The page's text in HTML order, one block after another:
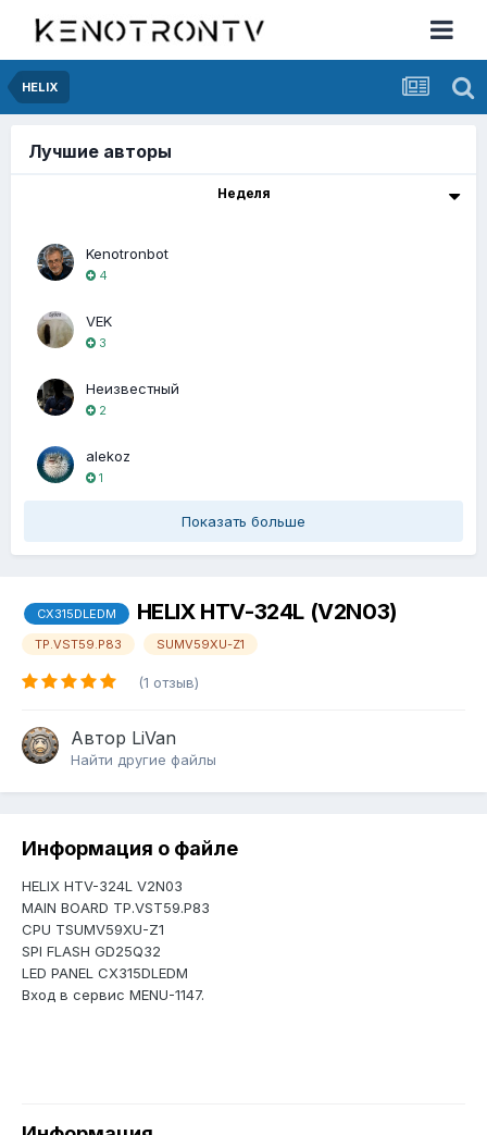
HELIX
Лучшие авторы
Неделя
Kenotronbot
4
VEK
3
Неизвестный
2
alekoz
1
Показать больше
CX315DLEDM HELIX HTV-324L (V2N03)
TP.VST59.P83 SUMV59XU-Z1
(1 отзыв)
Автор LiVan
Найти другие файлы
Информация о файле
HELIX HTV-324L V2N03
MAIN BOARD TP.VST59.P83
CPU TSUMV59XU-Z1
SPI FLASH GD25Q32
LED PANEL CX315DLEDM
Вход в сервис MENU-1147.